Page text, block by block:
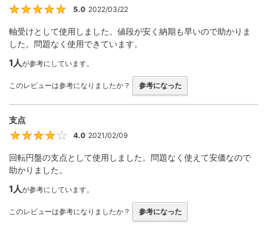
5
5.0 2022/03/22
軸受けとして使用しました。値段が安く納期も早いので助かりま
した。問題なく使用できています。
1人が参考にしています。
このレビューは参考になりましたか？ 参考になった
支点
4
4.0 2021/02/09
回転円盤の支点として使用しました。問題なく使えて安価なので
助かりました。
1人が参考にしています。
このレビューは参考になりましたか？ 参考になった